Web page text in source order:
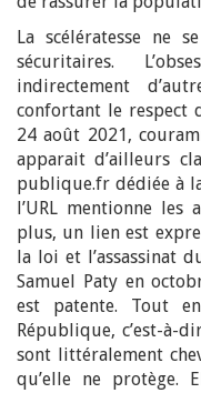
La scélératesse ne
sécuritaires.
indirectement
confortant le respect
24 août 2021,
apparait d’ailleurs
publique.fr dédiée à
l’URL mentionne les
plus, un lien est
la loi et l’assassinat
Samuel Paty en
est patente. Tout
République, c’est-à-
sont littéralement
qu’elle ne protège.